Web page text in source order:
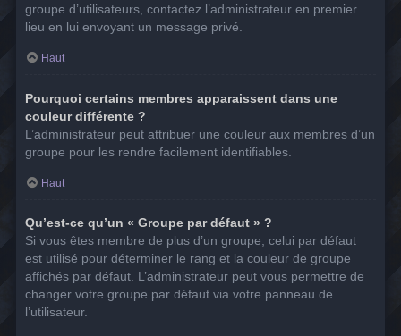
groupe d’utilisateurs, contactez l’administrateur en premier
lieu en lui envoyant un message privé.
Haut
Pourquoi certains membres apparaissent dans une
couleur différente ?
L’administrateur peut attribuer une couleur aux membres d’un
groupe pour les rendre facilement identifiables.
Haut
Qu’est-ce qu’un « Groupe par défaut » ?
Si vous êtes membre de plus d’un groupe, celui par défaut
est utilisé pour déterminer le rang et la couleur de groupe
affichés par défaut. L’administrateur peut vous permettre de
changer votre groupe par défaut via votre panneau de
l’utilisateur.